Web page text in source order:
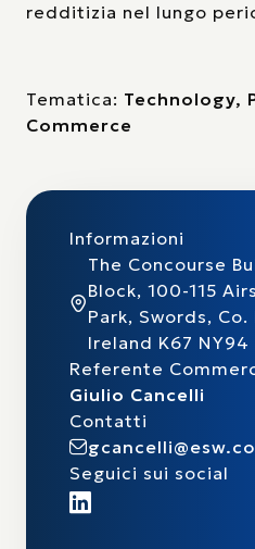
redditizia nel lungo
Tematica: Technology,
Commerce
Informazioni
The Concourse
Block, 100-115
Park, Swords,
Ireland K67
Referente
Giulio Cancelli
Contatti
Seguici sui social